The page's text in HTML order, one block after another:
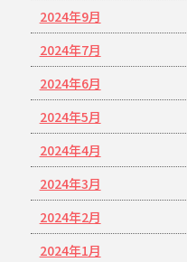
2024年9月
2024年7月
2024年6月
2024年5月
2024年4月
2024年3月
2024年2月
2024年1月